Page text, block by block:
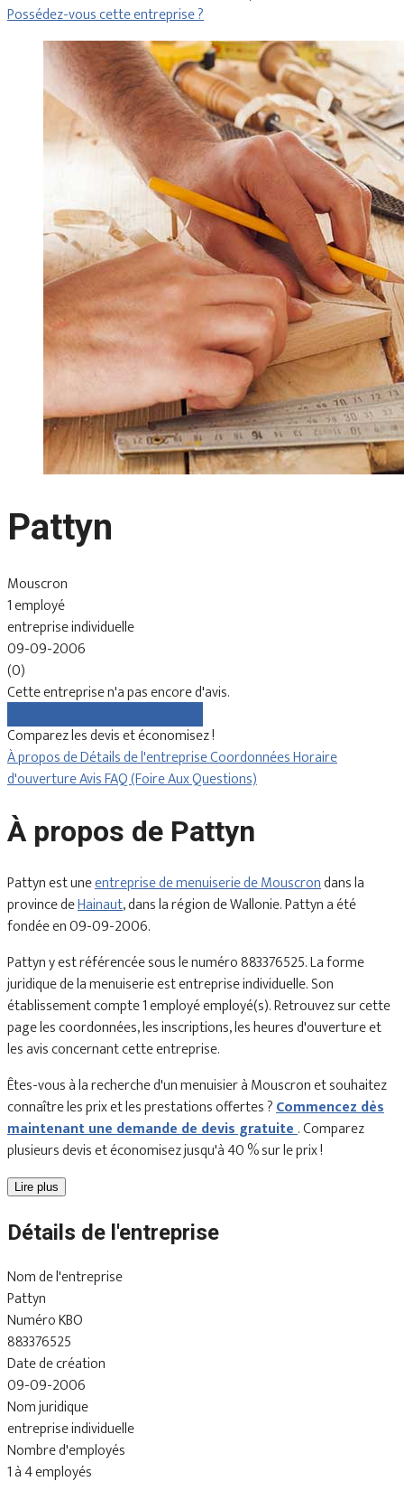
Possédez-vous cette entreprise ?
Pattyn
Mouscron
1 employé
entreprise individuelle
09-09-2006
(0)
Cette entreprise n'a pas encore d'avis.
Comparez les devis et économisez !
À propos deDétails de l'entrepriseCoordonnéesHoraire
d'ouvertureAvisFAQ (Foire Aux Questions)
À propos de Pattyn
Pattyn est uneentreprise de menuiserie de Mouscrondans la
province deHainaut, dans la région de Wallonie. Pattyn a été
fondée en 09-09-2006.
Pattyn y est référencée sous le numéro 883376525. La forme
juridique de la menuiserie est entreprise individuelle. Son
établissement compte 1 employé employé(s). Retrouvez sur cette
page les coordonnées, les inscriptions, les heures d'ouverture et
les avis concernant cette entreprise.
Êtes-vous à la recherche d'un menuisier à Mouscron et souhaitez
connaître les prix et les prestations offertes ?Commencez dès
maintenant une demande de devis gratuite. Comparez
plusieurs devis et économisez jusqu'à 40 % sur le prix !
Lire plus
Détails de l'entreprise
Nom de l'entreprise
Pattyn
Numéro KBO
883376525
Date de création
09-09-2006
Nom juridique
entreprise individuelle
Nombre d'employés
1 à 4 employés